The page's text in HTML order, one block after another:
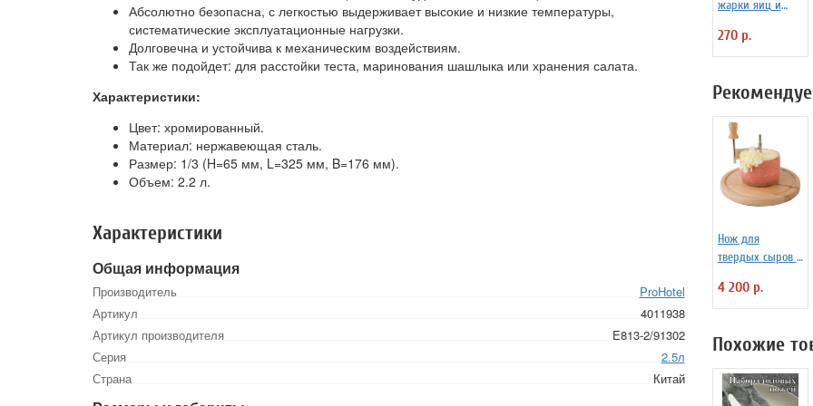
Абсолютно безопасна, с легкостью выдерживает высокие и низкие температуры,
систематические эксплуатационные нагрузки.
Долговечна и устойчива к механическим воздействиям.
Так же подойдет: для расстойки теста, маринования шашлыка или хранения салата.
Характеристики:
Цвет: хромированный.
Материал: нержавеющая сталь.
Размер: 1/3 (H=65 мм, L=325 мм, B=176 мм).
Объем: 2.2 л.
Характеристики
Общая информация
Производитель
ProHotel
Артикул
4011938
Артикул производителя
E813-2/91302
Серия
2.5л
Страна
Китай
жарки яиц и
силиконовая
Любовь
270 р.
Нож для
твердых сыров и
см APS 4071012
4 200 р.
Похожие